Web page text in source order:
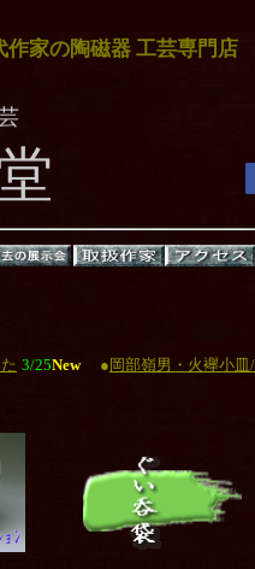
家の陶磁器 工芸専門店
3/25New ● 岡部嶺男・火襷小